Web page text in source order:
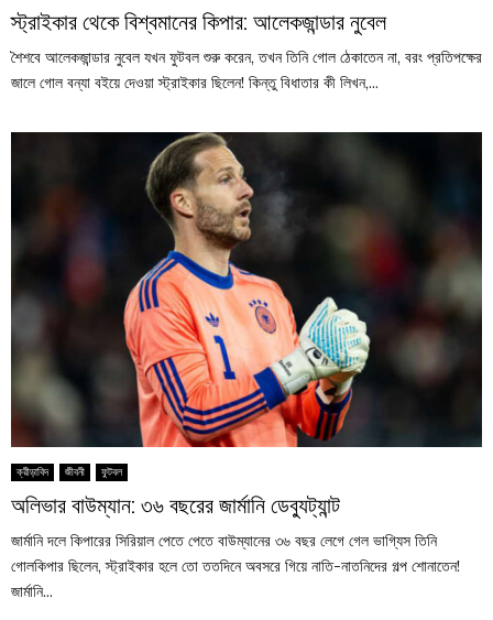
স্ট্রাইকার থেকে বিশ্বমানের কিপার: আলেকজান্ডার নুবেল
শৈশবে আলেকজান্ডার নুবেল যখন ফুটবল শুরু করেন, তখন তিনি গোল ঠেকাতেন না, বরং প্রতিপক্ষের
জালে গোল বন্যা বইয়ে দেওয়া স্ট্রাইকার ছিলেন! কিন্তু বিধাতার কী লিখন,...
ক্রীড়াবিদ জীবনী ফুটবল
অলিভার বাউম্যান: ৩৬ বছরের জার্মানি ডেব্যুট্যান্ট
জার্মানি দলে কিপারের সিরিয়াল পেতে পেতে বাউম্যানের ৩৬ বছর লেগে গেল ভাগ্যিস তিনি
গোলকিপার ছিলেন, স্ট্রাইকার হলে তো ততদিনে অবসরে গিয়ে নাতি-নাতনিদের গল্প শোনাতেন!
জার্মানি...